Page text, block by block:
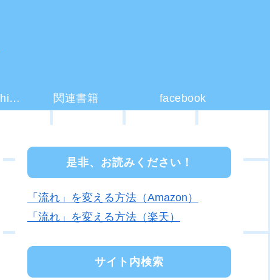
コーチング(coaching)とは？ 関連書籍 facebook
是非、お読みください！
「流れ」を変える方法（Amazon）
「流れ」を変える方法（楽天）
サイト内検索